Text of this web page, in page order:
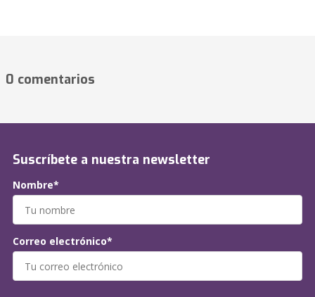
0 comentarios
Suscríbete a nuestra newsletter
Nombre*
Correo electrónico*